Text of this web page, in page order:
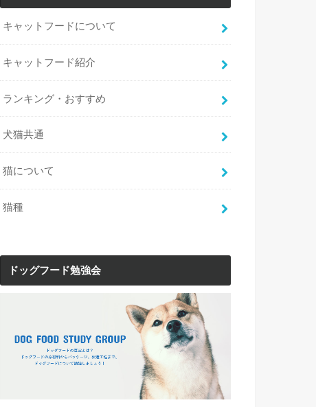
キャットフードについて
キャットフード紹介
ランキング・おすすめ
犬猫共通
猫について
猫種
ドッグフード勉強会